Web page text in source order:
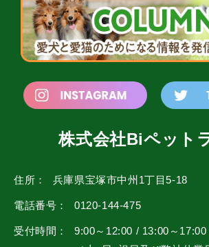
株式会社Biペット
住所： 兵庫県宝塚市中州1丁目5-18
電話番号： 0120-144-475
受付時間：
9:00～12:00 / 13:00～17:00